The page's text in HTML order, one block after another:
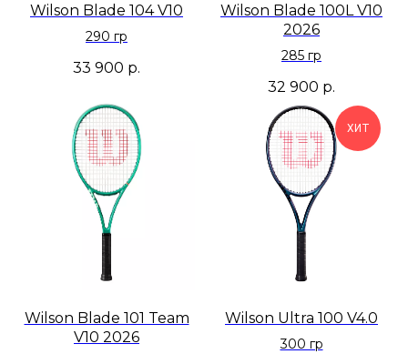
Wilson Blade 104 V10
290 гр
33 900 р.
Wilson Blade 100L V10
2026
285 гр
32 900 р.
Wilson Blade 101 Team
V10 2026
ХИТ
Wilson Ultra 100 V4.0
300 гр